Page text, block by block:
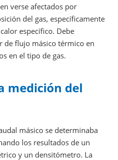
verse afectados por
del gas, específicamente
específico. Debe
de flujo másico térmico en
en el tipo de gas.
medición del
másico se determinaba
los resultados de un
y un densitómetro. La